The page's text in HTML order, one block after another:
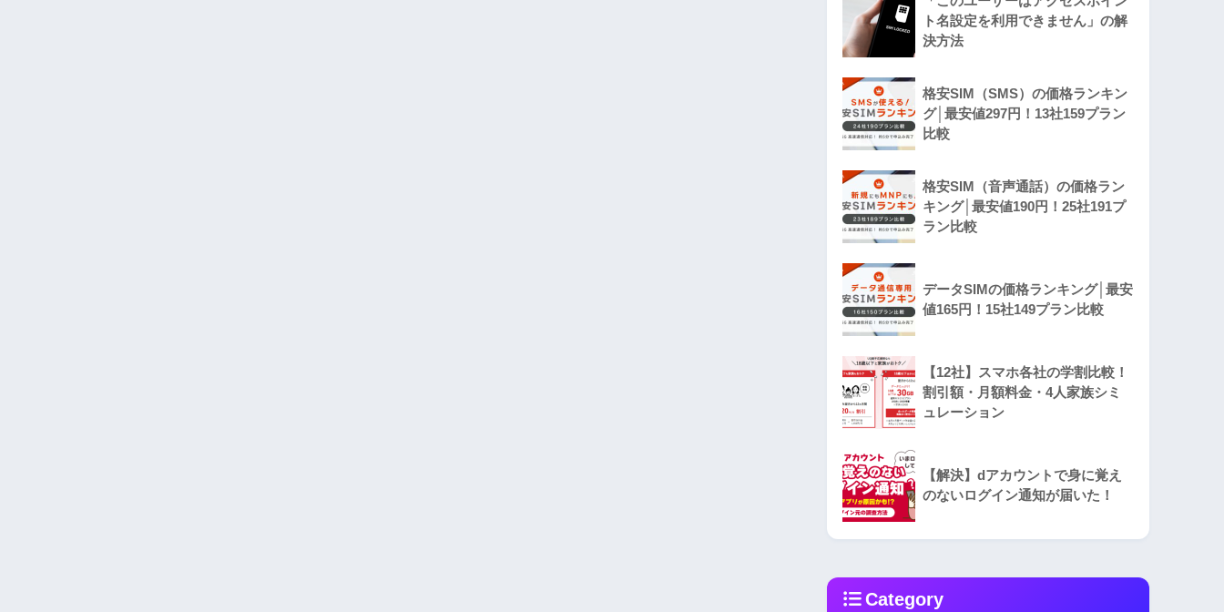
ト名設定を利用できません」の解
決方法
格安SIM（SMS）の価格ランキン
グ│最安値297円！13社159プラン
比較
格安SIM（音声通話）の価格ラン
キング│最安値190円！25社191プ
ラン比較
データSIMの価格ランキング│最安
値165円！15社149プラン比較
【12社】スマホ各社の学割比較！
割引額・月額料金・4人家族シミ
ュレーション
【解決】dアカウントで身に覚え
のないログイン通知が届いた！
Category